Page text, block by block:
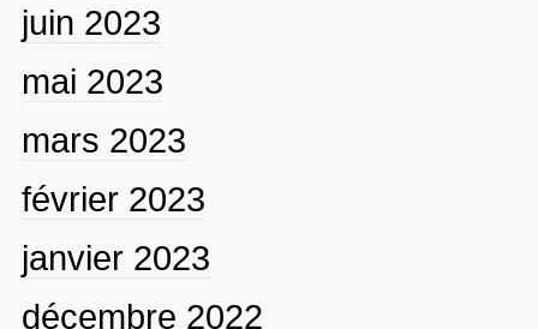
juin 2023
mai 2023
mars 2023
février 2023
janvier 2023
décembre 2022